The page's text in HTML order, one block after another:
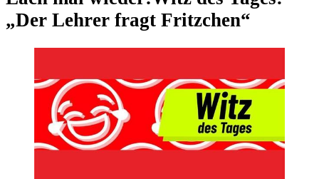
„Der Lehrer fragt Fritzchen“